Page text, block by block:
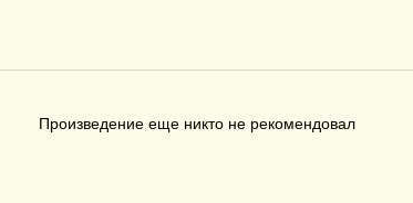
Произведение еще никто не рекомендовал